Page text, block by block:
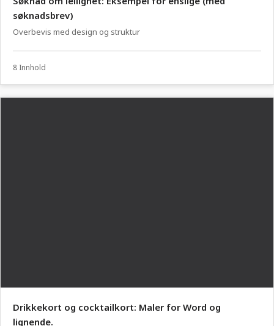
søknadsbrev)
Overbevis med design og struktur
8 Innhold
Drikkekort og cocktailkort: Maler for Word og
lignende.